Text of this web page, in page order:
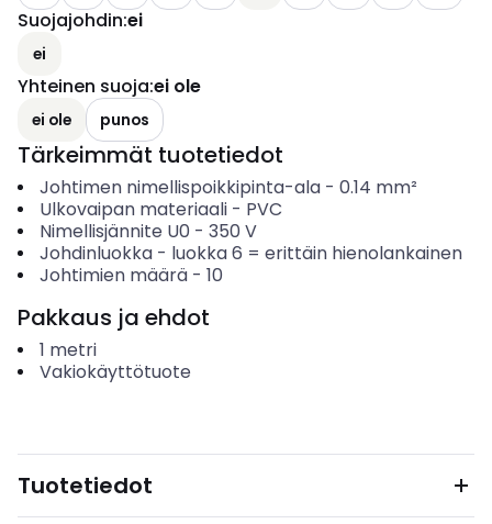
Suojajohdin:ei
ei
Yhteinen suoja:ei ole
ei ole punos
Tärkeimmät tuotetiedot
Johtimen nimellispoikkipinta-ala- 0.14 mm²
Ulkovaipan materiaali- PVC
Nimellisjännite U0 - 350 V
Johdinluokka- luokka 6 = erittäin hienolankainen
Johtimien määrä- 10
Pakkaus ja ehdot
1 metri
Vakiokäyttötuote
Tuotetiedot